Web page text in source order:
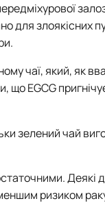
для злоякісних
чаї, який, як
що EGCG
зелений чай
Деякі
ризиком